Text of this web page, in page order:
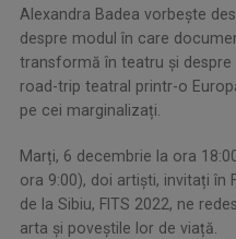
Alexandra Badea vorbește
despre modul în care
transformă în teatru și
road-trip teatral printr-o
pe cei marginalizați.
Marți, 6 decembrie la ora
ora 9:00), doi artiști, invitați în
de la Sibiu, FITS 2022, ne
arta și poveștile lor de viață.